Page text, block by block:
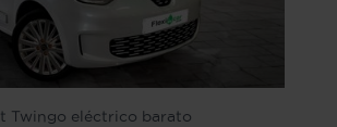
Twingo eléctrico barato